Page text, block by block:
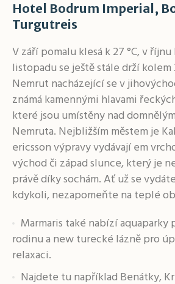
Hotel Bodrum Imperial,
Turgutreis
V září pomalu klesá k 27 °C, v říjnu
listopadu se ještě stále drží kolem
Nemrut nacházející se v
známá kamennými hlavami
které jsou umístěny nad
Nemruta. Nejbližším městem je
ericsson výpravy vydávají em
východ či západ slunce, který je
právě díky sochám. Ať už se
kdykoli, nezapomeňte na teplé
Marmaris také nabízí
rodinu a new turecké lázně pro
relaxaci.
Najdete tu například Benátky,